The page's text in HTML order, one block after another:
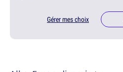
Gérer mes choix